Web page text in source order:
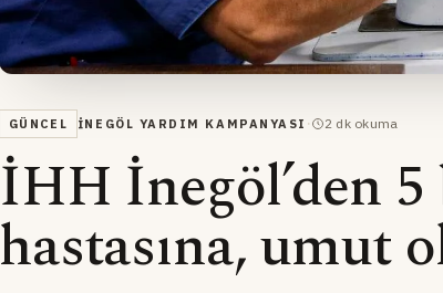
GÜNCEL İNEGÖL YARDIM KAMPANYASI · 2 dk okuma
İHH İnegöl’den
hastasına, umut